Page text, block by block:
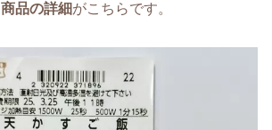
商品の詳細がこちらです。